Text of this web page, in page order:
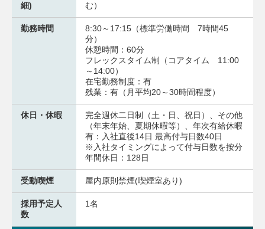
細)
む）
勤務時間
8:30～17:15（標準労働時間 7時間45
分）
休憩時間：60分
フレックスタイム制（コアタイム 11:00
～14:00）
在宅勤務制度：有
残業：有（月平均20～30時間程度）
休日・休暇
完全週休二日制（土・日、祝日）、その他
（年末年始、夏期休暇等）、年次有給休暇
有：入社直後14日 最高付与日数40日
※入社タイミングによって付与日数を按分
年間休日：128日
受動喫煙 屋内原則禁煙(喫煙室あり)
採用予定人
数
1名